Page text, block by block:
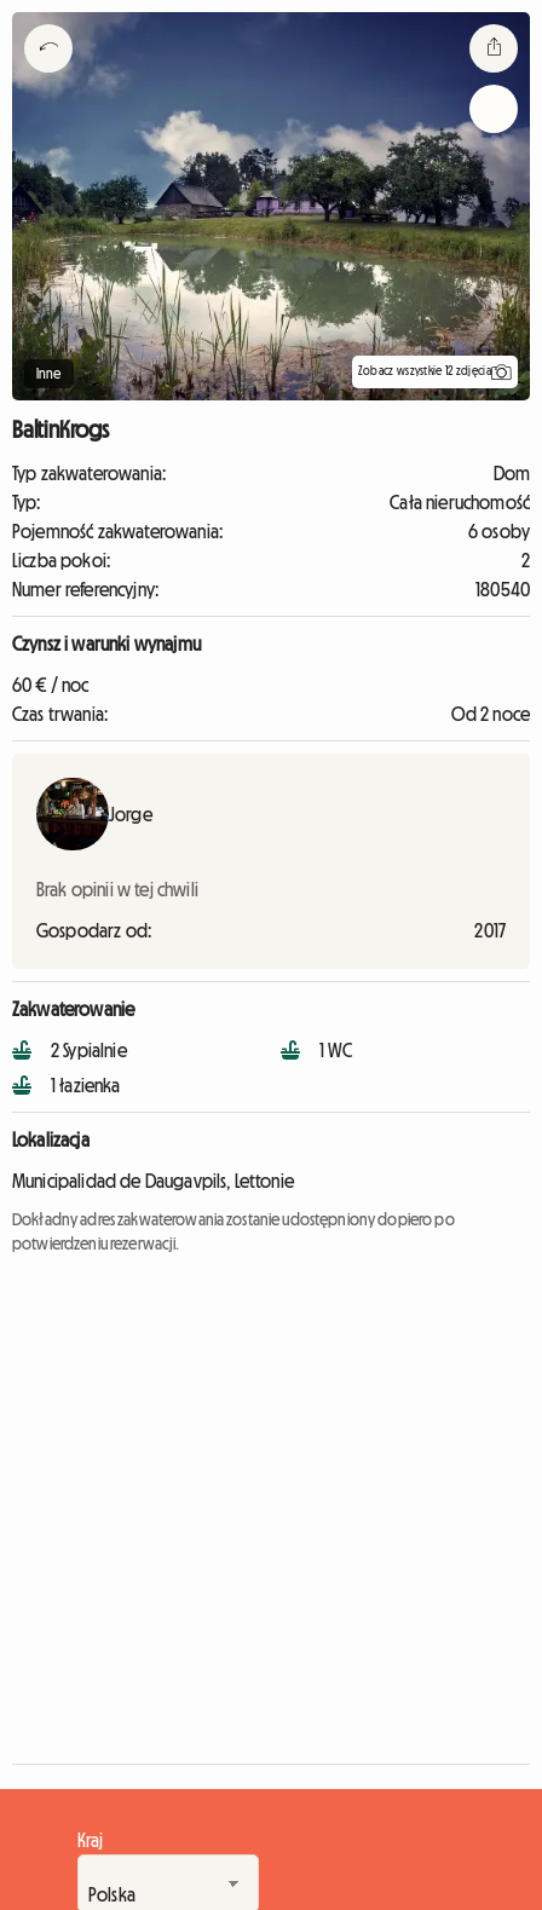
Inne Zobacz wszystkie 12 zdjęcia
BaltinKrogs
Typ zakwaterowania:
Dom
Typ:
Cała nieruchomość
Pojemność zakwaterowania:
6 osoby
Liczba pokoi:
2
Numer referencyjny:
180540
Czynsz i warunki wynajmu
60 € / noc
Czas trwania:
Od 2 noce
Jorge
Brak opinii w tej chwili
Gospodarz od: 2017
Zakwaterowanie
2 Sypialnie
1 łazienka
1 WC
Lokalizacja
Municipalidad de Daugavpils, Lettonie
Dokładny adres zakwaterowania zostanie udostępniony dopiero po
potwierdzeniu rezerwacji.
Kraj